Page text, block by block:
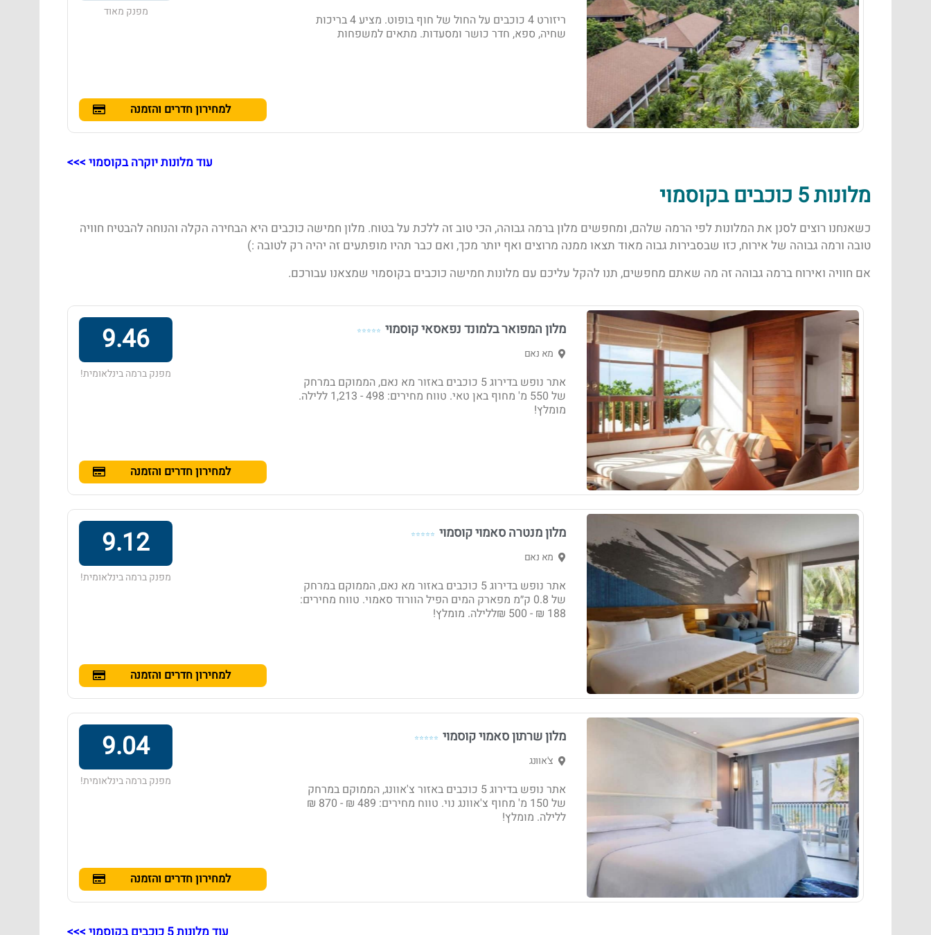
ריזורט 4 כוכבים על החול של חוף בופוט. מציע 4 בריכות
שחיה, ספא, חדר כושר ומסעדות. מתאים למשפחות
מפנק מאוד
למחירון חדרים והזמנה
עוד מלונות יוקרה בקוסמוי >>>
מלונות 5 כוכבים בקוסמוי
כשאנחנו רוצים לסנן את המלונות לפי הרמה שלהם, ומחפשים מלון ברמה גבוהה, הכי טוב זה ללכת על בטוח. מלון חמישה כוכבים היא הבחירה הקלה והנוחה להבטיח חוויה
טובה ורמה גבוהה של אירוח, כזו שבסבירות גבוה מאוד תצאו ממנה מרוצים ואף יותר מכך, ואם כבר תהיו מופתעים זה יהיה רק לטובה :)
אם חוויה ואירוח ברמה גבוהה זה מה שאתם מחפשים, תנו להקל עליכם עם מלונות חמישה כוכבים בקוסמוי שמצאנו עבורכם.
מלון המפואר בלמונד נפאסאי קוסמוי ⭐⭐⭐⭐⭐
מא נאם
אתר נופש בדירוג 5 כוכבים באזור מא נאם, הממוקם במרחק
של 550 מ' מחוף באן טאי. טווח מחירים: ‏498 - ‏1,213 ללילה.
מומלץ!
9.46
מפנק ברמה בינלאומית!
למחירון חדרים והזמנה
מלון מנטרה סאמוי קוסמוי ⭐⭐⭐⭐⭐
מא נאם
אתר נופש בדירוג 5 כוכבים באזור מא נאם, הממוקם במרחק
של 0.8 ק״מ מפארק המים הפיל הוורוד סאמוי. טווח מחירים:
188 ₪ - ‏500 ₪ללילה. מומלץ!
9.12
מפנק ברמה בינלאומית!
למחירון חדרים והזמנה
מלון שרתון סאמוי קוסמוי ⭐⭐⭐⭐⭐
צ'אוונג
אתר נופש בדירוג 5 כוכבים באזור צ'אוונג, הממוקם במרחק
של 150 מ' מחוף צ'אוונג נוי. טווח מחירים: 489 ₪ - ‏870 ₪
ללילה. מומלץ!
9.04
מפנק ברמה בינלאומית!
למחירון חדרים והזמנה